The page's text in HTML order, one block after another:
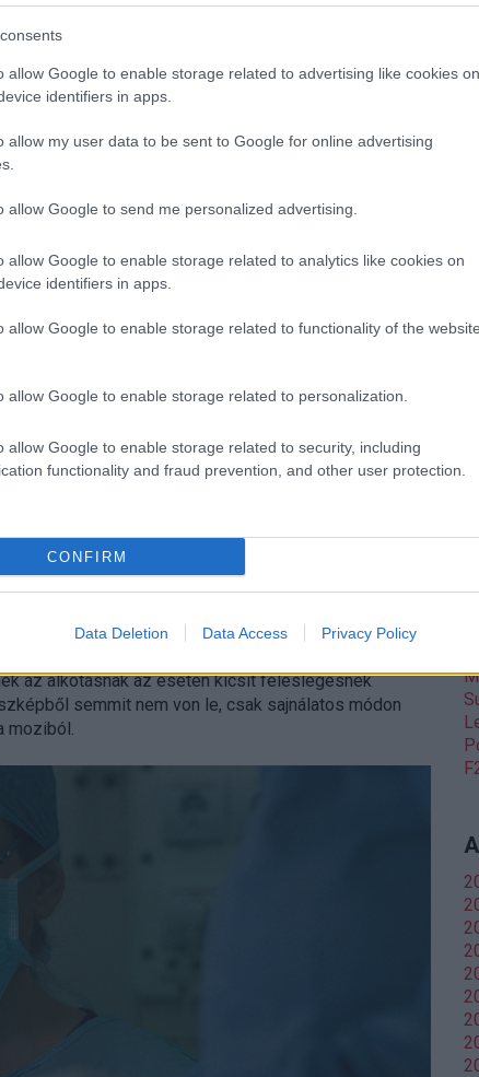
allow Google to enable storage related to advertising like cookies on
identifiers in apps.
allow my user data to be sent to Google for online advertising
allow Google to send me personalized advertising.
allow Google to enable storage related to analytics like cookies on
identifiers in apps.
allow Google to enable storage related to functionality of the website
allow Google to enable storage related to personalization.
allow Google to enable storage related to security, including
functionality and fraud prevention, and other user protection.
CONFIRM
Data Deletion Data Access Privacy Policy
csak annyiban merül ki, hogy egy valódi, jó
a vásznon, hanem az egész történet általi kétség
órás játékidő alatt. Maly Róbert másodjára
abszolút átjön a sok éves tapasztalat és
összes kameramozgásnak, beállításnak megvan a
a film technikájába belekötni.
végig lassan építkezik és ez nagyon is jól áll neki. A
kapkodni, olyan mértékben, hogy pár történeti
össze van csapva a finálé. A befejezetlenség
az alkotásnak az esetén kicsit feleslegesnek
semmit nem von le, csak sajnálatos módon
moziból.